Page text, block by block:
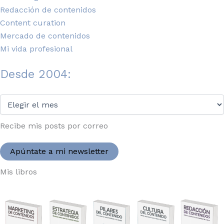
Redacción de contenidos
Content curation
Mercado de contenidos
Mi vida profesional
Desde 2004:
2004:
Recibe mis posts por correo
Apúntate a mi newsletter
Mis libros